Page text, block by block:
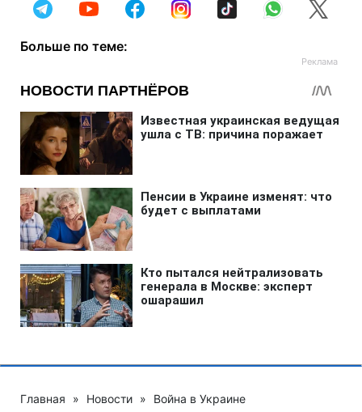
Больше по теме:
Главная » Новости » Война в Украине